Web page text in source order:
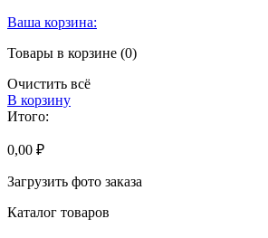
Ваша корзина:
Товары в корзине (0)
Очистить всё
В корзину
Итого:
0,00 ₽
Загрузить фото заказа
Каталог товаров